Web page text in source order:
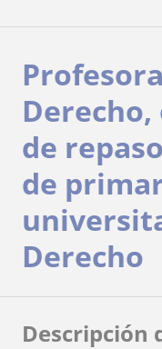
Derecho,
de
de
Derecho
Descripción